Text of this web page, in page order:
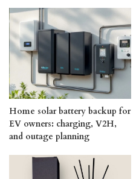
Home solar battery backup for
EV owners: charging, V2H,
and outage planning